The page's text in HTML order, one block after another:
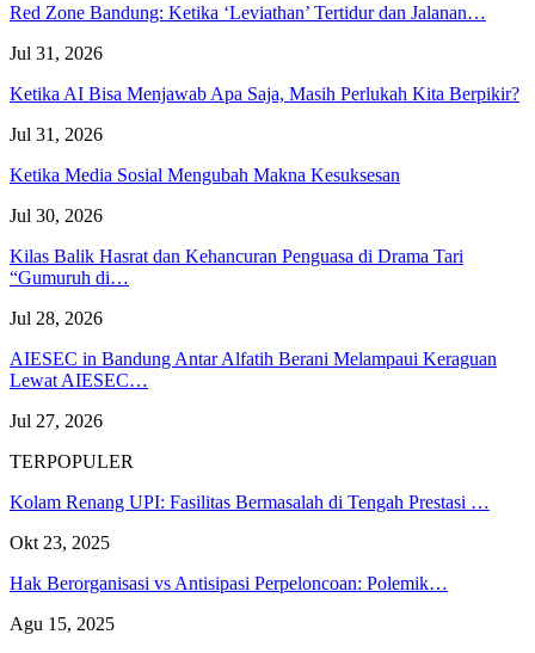
Red Zone Bandung: Ketika ‘Leviathan’ Tertidur dan Jalanan…
Jul 31, 2026
Ketika AI Bisa Menjawab Apa Saja, Masih Perlukah Kita Berpikir?
Jul 31, 2026
Ketika Media Sosial Mengubah Makna Kesuksesan
Jul 30, 2026
Kilas Balik Hasrat dan Kehancuran Penguasa di Drama Tari
“Gumuruh di…
Jul 28, 2026
AIESEC in Bandung Antar Alfatih Berani Melampaui Keraguan
Lewat AIESEC…
Jul 27, 2026
TERPOPULER
Kolam Renang UPI: Fasilitas Bermasalah di Tengah Prestasi …
Okt 23, 2025
Hak Berorganisasi vs Antisipasi Perpeloncoan: Polemik…
Agu 15, 2025